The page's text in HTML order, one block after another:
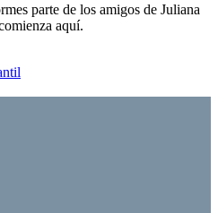
parte de los amigos de Juliana
aquí.